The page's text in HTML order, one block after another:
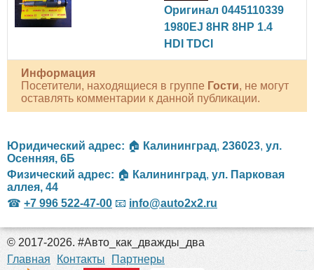
Оригинал 0445110339
1980EJ 8HR 8HP 1.4
HDI TDCI
Информация
Посетители, находящиеся в группе Гости, не могут
оставлять комментарии к данной публикации.
Юридический адрес: 🏠 Калининград, 236023, ул.
Осенняя, 6Б
Физический адрес: 🏠 Калининград, ул. Парковая
аллея, 44
☎ +7 996 522-47-00 📧 info@auto2x2.ru
© 2017-2026. #Авто_как_дважды_два
Главная
Контакты Партнеры